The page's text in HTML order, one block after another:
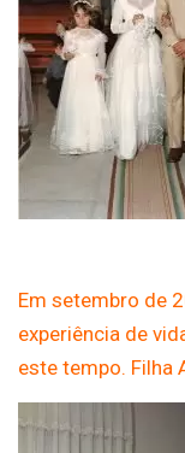
Em setembro de
experiência de
este tempo. Filha